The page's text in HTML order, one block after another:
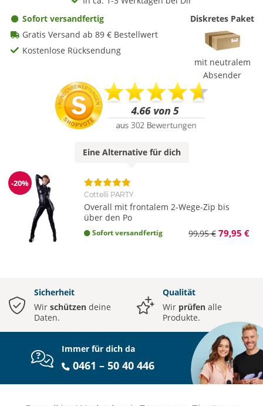
Sofort versandfertig
Gratis Versand ab 89 € Bestellwert
Kostenlose Rücksendung
Diskretes Paket
mit neutralem
Absender
Eine Alternativefür dich
Reduzierung
-20%
Cottelli PARTY
Overall mit frontalem 2-Wege-Zip bis
über den Po
Sofort versandfertig 99,95 € 79,95 €
Sicherheit
Wir schützen deine
Daten.
Qualität
Wir prüfen alle
Produkte.
Immer für dich da
0461 – 50 40 446